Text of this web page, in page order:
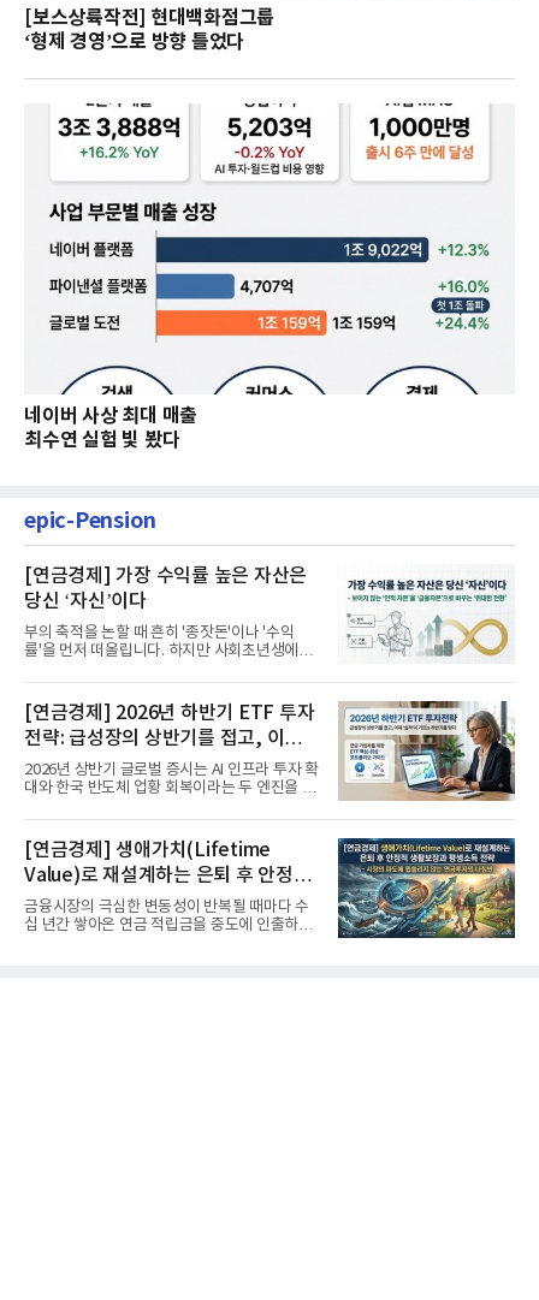
[보스상륙작전] 현대백화점그룹
‘형제 경영’으로 방향 틀었다
네이버 사상 최대 매출
최수연 실험 빛 봤다
epic-Pension
[연금경제] 가장 수익률 높은 자산은
당신 ‘자신’이다
부의 축적을 논할 때 흔히 '종잣돈'이나 '수익
률'을 먼저 떠올립니다. 하지만 사회초년생에게
[연금경제] 2026년 하반기 ETF 투자
전략: 급성장의 상반기를 접고, 이제
'실적'이 가르는 하반기를 맞다
2026년 상반기 글로벌 증시는 AI 인프라 투자 확
대와 한국 반도체 업황 회복이라는 두 엔진을 달
[연금경제] 생애가치(Lifetime
Value)로 재설계하는 은퇴 후 안정적
생활보장과 평생소득 전략
금융시장의 극심한 변동성이 반복될 때마다 수
십 년간 쌓아온 연금 적립금을 중도에 인출하거